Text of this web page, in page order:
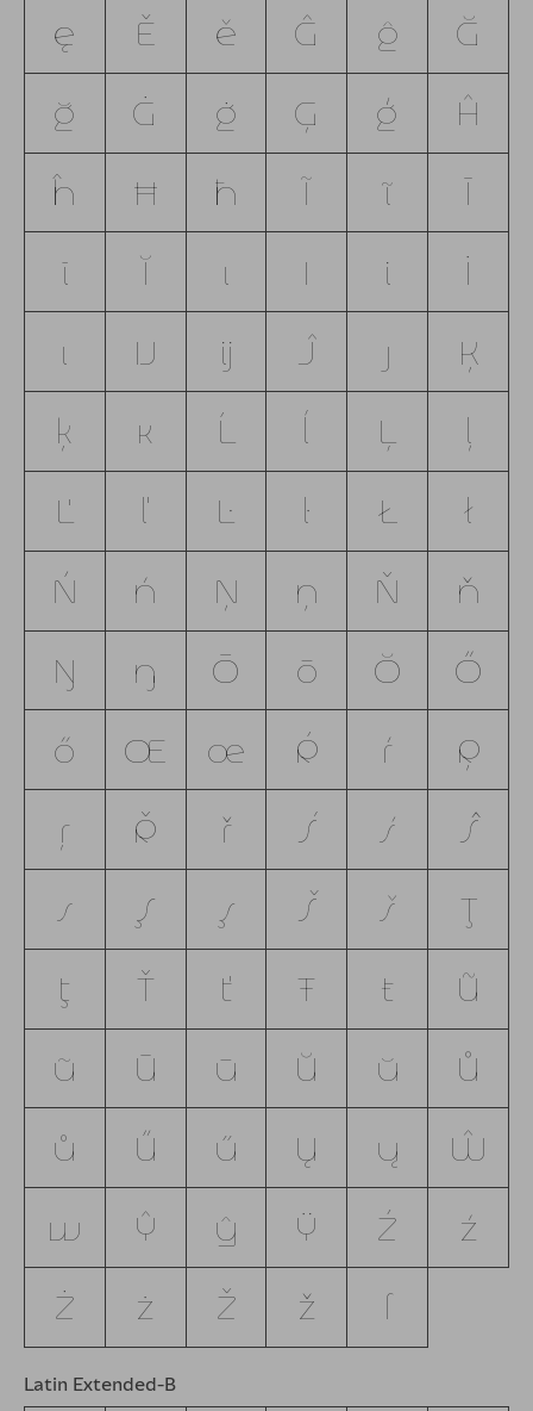
ę Ě ě Ĝ ĝ
Ğ
ğ
Ġ ġ Ģ ģ
Ĥ
ĥ
Ħ ħ Ĩ ĩ
Ī
ī
Ĭ ĭ Į į
İ
ı
Ĳ ĳ Ĵ ĵ
Ķ
ķ
ĸ Ĺ ĺ Ļ
ļ
Ľ
ľ Ŀ ŀ Ł
ł
Ń
ń Ņ ņ Ň
ň
Ŋ
ŋ Ō ō Ŏ
Ő
ő
Œ œ Ŕ ŕ
Ŗ
ŗ
Ř ř Ś ś
Ŝ
ŝ
Ş ş Š š
Ţ
ţ
Ť ť Ŧ ŧ
Ũ
ũ
Ū ū Ŭ ŭ
Ů
ů
Ű ű Ų ų
Ŵ
ŵ
Ŷ ŷ Ÿ Ź
ź
Ż
ż Ž ž ſ
Latin Extended-B